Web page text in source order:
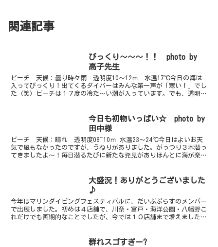
関連記事
びっくり～～～！！ photo by
高子先生
ビーチ 天候：曇り時々雨 透明度10～12ｍ 水温17℃今日の海は
入ってびっくり！出てくるダイバーはみんな第一声が「寒い！」でし
た（笑）ビーチは１７度の冷た～い潮が入っています。でも、透明度
今日も初物いっぱい☆ photo by
田中様
ビーチ 天候：晴れ 透明度08~10ｍ 水温23～24℃今日はよいお天
気で風もなかったのですが、うねりがありました。がっつり３本潜っ
てきましたよ～！毎日潜るたびに新たな発見がありほんとに海が楽し
大盛況！ありがとうございました
♪
今年はマリンダイビングフェスティバルに、だいぶぷらすのメンバー
で出展しました。初めは４店舗で、川奈・富戸・海洋公園・八幡野こ
れだけでも画期的なことでしたが、今では１０店舗まで増えました。
群れスゴすぎー?